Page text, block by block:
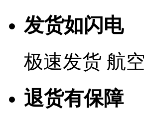
发货如闪电
极速发货 航
退货有保障